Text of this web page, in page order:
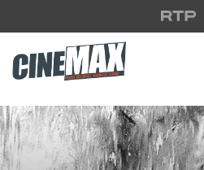
Saltar para o conteúdo principal